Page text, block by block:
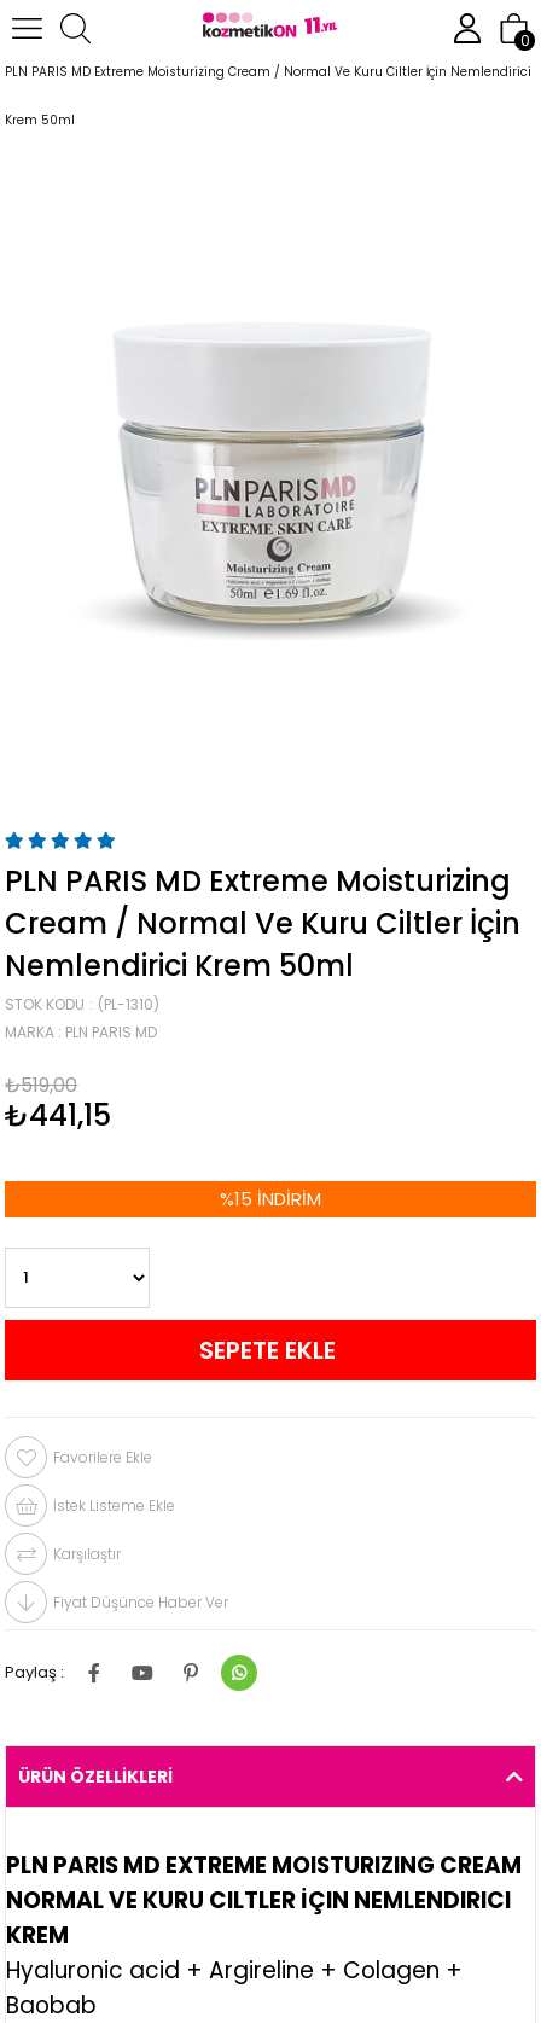
0
Anasayfa Cilt Bakım Ürünleri Anti-Aging Serisi
PLN PARIS MD Extreme Moisturizing Cream / Normal Ve Kuru Ciltler İçin Nemlendirici
Krem 50ml
PLN PARIS MD Extreme Moisturizing
Cream / Normal Ve Kuru Ciltler İçin
Nemlendirici Krem 50ml
STOK KODU
(PL-1310)
MARKA : PLN PARIS MD
₺519,00
₺441,15
%15 İNDIRIM
Favorilere Ekle
İstek Listeme Ekle
Karşılaştır
Fiyat Düşünce Haber Ver
Paylaş :
ÜRÜN ÖZELLIKLERI
PLN PARIS MD EXTREME MOISTURIZING CREAM
NORMAL VE KURU CILTLER İÇIN NEMLENDIRICI
KREM
Hyaluronic acid + Argireline + Colagen +
Baobab